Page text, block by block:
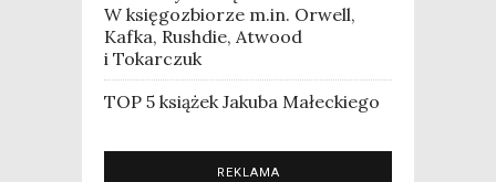
W księgozbiorze m.in. Orwell,
Kafka, Rushdie, Atwood
i Tokarczuk
TOP 5 książek Jakuba Małeckiego
REKLAMA